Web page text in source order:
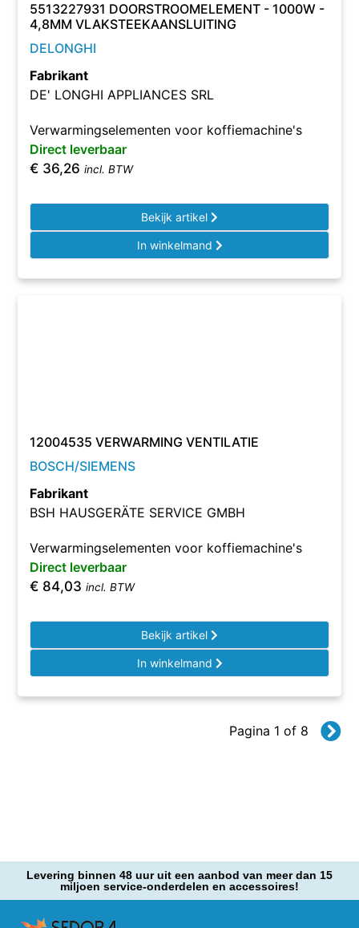
5513227931 DOORSTROOMELEMENT - 1000W -
4,8MM VLAKSTEEKAANSLUITING
DELONGHI
Fabrikant
DE' LONGHI APPLIANCES SRL
Verwarmingselementen voor koffiemachine's
Direct leverbaar
€ 36,26 incl. BTW
Bekijk artikel
In winkelmand
12004535 VERWARMING VENTILATIE
BOSCH/SIEMENS
Fabrikant
BSH HAUSGERÄTE SERVICE GMBH
Verwarmingselementen voor koffiemachine's
Direct leverbaar
€ 84,03 incl. BTW
Bekijk artikel
In winkelmand
Pagina 1 of 8
Levering binnen 48 uur uit een aanbod van meer dan 15
miljoen service-onderdelen en accessoires!